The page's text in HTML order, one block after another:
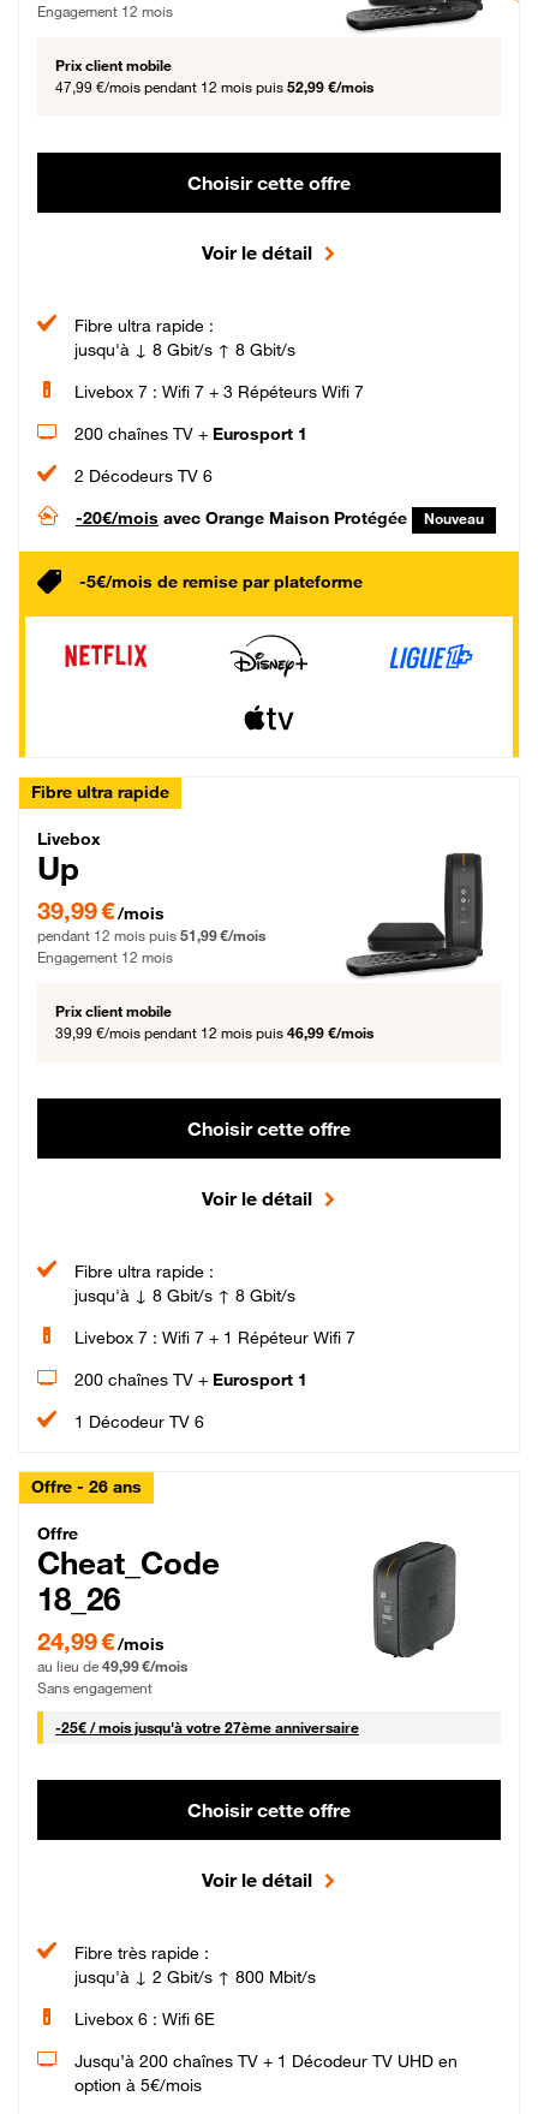
Engagement 12 mois
Prix client mobile
47,99 €/mois pendant 12 mois puis 52,99 €/mois
Choisir cette offre
Voir le détail
Fibre ultra rapide :
jusqu'à ↓ 8 Gbit/s ↑ 8 Gbit/s
Livebox 7 : Wifi 7 + 3 Répéteurs Wifi 7
200 chaînes TV + Eurosport 1
2 Décodeurs TV 6
-20€/mois avec Orange Maison Protégée Nouveau
-5€/mois de remise par plateforme
Fibre ultra rapide
Livebox Up Fibre
Livebox
Up
39,99 € par mois pendant 12 mois puis 51,99 € par mois, Engagement 12 mois
39,99 €/mois
pendant 12 mois puis 51,99 €/mois
Engagement 12 mois
Prix client mobile
39,99 €/mois pendant 12 mois puis 46,99 €/mois
Choisir cette offre
Voir le détail
Fibre ultra rapide :
jusqu'à ↓ 8 Gbit/s ↑ 8 Gbit/s
Livebox 7 : Wifi 7 + 1 Répéteur Wifi 7
200 chaînes TV + Eurosport 1
1 Décodeur TV 6
Offre - 26 ans
Cheat_Code Fibre_18_26
Offre
Cheat_Code
18_26
24,99 € par mois pendant 0 mois puis 49,99 € par mois, Sans engagement
24,99 €/mois
au lieu de 49,99 €/mois
Sans engagement
-25€ / mois25 € par mois
jusqu'à votre 27ème anniversaire
Choisir cette offre
Voir le détail
Fibre très rapide :
jusqu'à ↓ 2 Gbit/s ↑ 800 Mbit/s
Livebox 6 : Wifi 6E
Jusqu’à 200 chaînes TV + 1 Décodeur TV UHD en
option à 5€/mois